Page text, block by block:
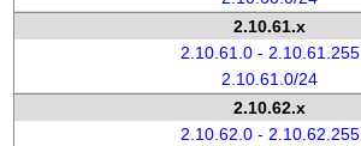
2.10.61.x
2.10.61.0 - 2.10.61.255
2.10.61.0/24
2.10.62.x
2.10.62.0 - 2.10.62.255